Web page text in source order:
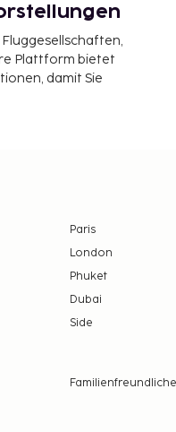
Fluggesellschaften,
Plattform bietet
damit Sie
Paris
London
Phuket
Dubai
Side